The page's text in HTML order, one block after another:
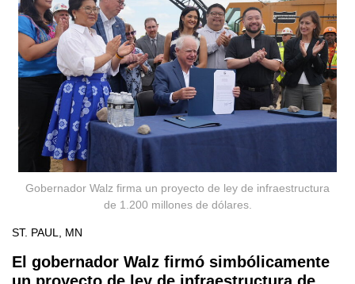
Gobernador Walz firma un proyecto de ley de infraestructura
de 1.200 millones de dólares.
ST. PAUL, MN
El gobernador Walz firmó simbólicamente